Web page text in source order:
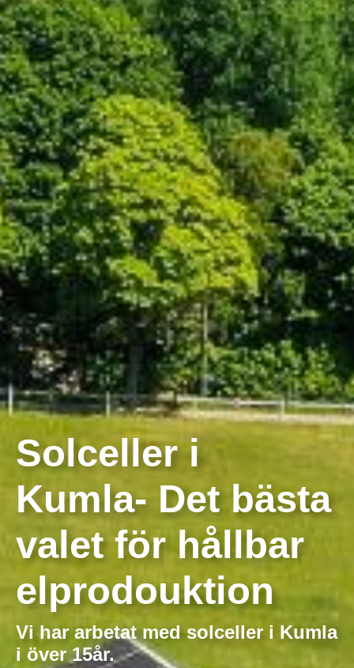
Solceller i
Kumla- Det bästa
valet för hållbar
elprodouktion
Vi har arbetat med solceller i Kumla
i över 15år.